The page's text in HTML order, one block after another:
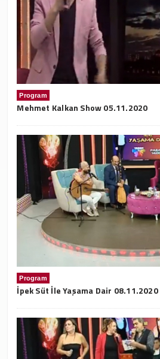
Program
Mehmet Kalkan Show 05.11.2020
Program
İpek Süt İle Yaşama Dair 08.11.2020